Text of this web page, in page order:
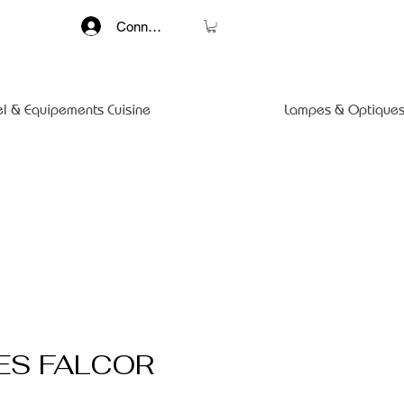
Connexion
& Equipements Cuisine Lampes &
FALCOR